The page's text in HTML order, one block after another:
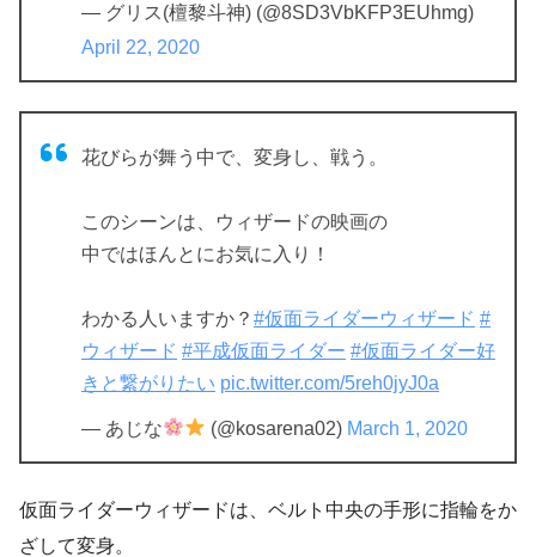
— グリス(檀黎斗神) (@8SD3VbKFP3EUhmg)
April 22, 2020
花びらが舞う中で、変身し、戦う。
このシーンは、ウィザードの映画の
中ではほんとにお気に入り！
わかる人いますか？ #仮面ライダーウィザード #
ウィザード #平成仮面ライダー #仮面ライダー好
きと繋がりたい pic.twitter.com/5reh0jyJ0a
— あじな (@kosarena02) March 1, 2020
仮面ライダーウィザードは、ベルト中央の手形に指輪をか
ざして変身。